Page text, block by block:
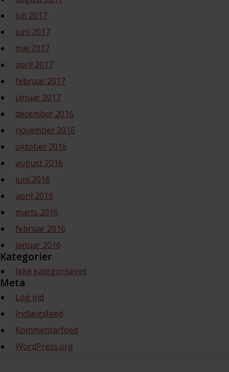
juli 2017
juni 2017
maj 2017
april 2017
februar 2017
januar 2017
december 2016
november 2016
oktober 2016
august 2016
juni 2016
april 2016
marts 2016
februar 2016
januar 2016
Kategorier
Ikke kategoriseret
Meta
Log ind
Indlægsfeed
Kommentarfeed
WordPress.org